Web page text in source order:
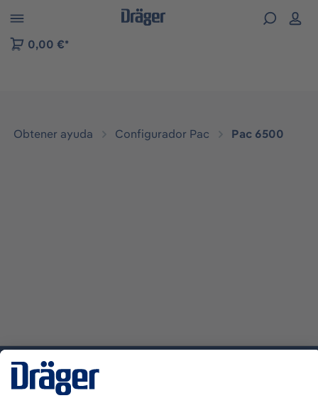
to B2B platform navigation
0,00 €*
Obtener ayuda Configurador Pac Pac 6500